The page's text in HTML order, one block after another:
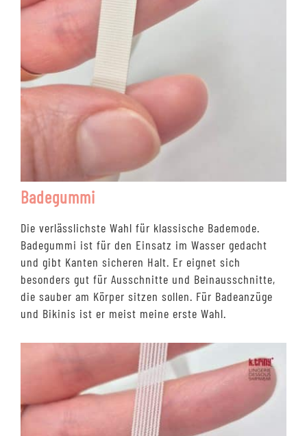
Badegummi
Die verlässlichste Wahl für klassische Bademode.
Badegummi ist für den Einsatz im Wasser gedacht
und gibt Kanten sicheren Halt. Er eignet sich
besonders gut für Ausschnitte und Beinausschnitte,
die sauber am Körper sitzen sollen. Für Badeanzüge
und Bikinis ist er meist meine erste Wahl.